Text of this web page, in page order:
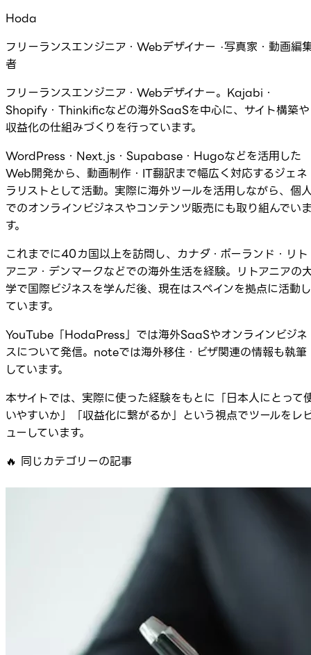
Hoda
フリーランスエンジニア・Webデザイナー ·写真家・動画編
者
フリーランスエンジニア・Webデザイナー。Kajabi・
Shopify・Thinkificなどの海外SaaSを中心に、サイト構築や
収益化の仕組みづくりを行っています。
WordPress・Next.js・Supabase・Hugoなどを活用した
Web開発から、動画制作・IT翻訳まで幅広く対応するジェネ
ラリストとして活動。実際に海外ツールを活用しながら、個
でのオンラインビジネスやコンテンツ販売にも取り組んでい
す。
これまでに40カ国以上を訪問し、カナダ・ポーランド・リト
アニア・デンマークなどでの海外生活を経験。リトアニアの
学で国際ビジネスを学んだ後、現在はスペインを拠点に活動し
ています。
YouTube「HodaPress」では海外SaaSやオンラインビジネ
スについて発信。noteでは海外移住・ビザ関連の情報も執筆
しています。
本サイトでは、実際に使った経験をもとに「日本人にとって
いやすいか」「収益化に繋がるか」という視点でツールをレ
ューしています。
🔥 同じカテゴリーの記事